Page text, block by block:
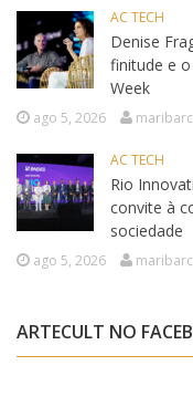
AC TECH
Denise
finitude e
Week
ago 5, 2026
AC TECH
Rio
convite à
sociedade
ago 5, 2026
ARTECULT NO